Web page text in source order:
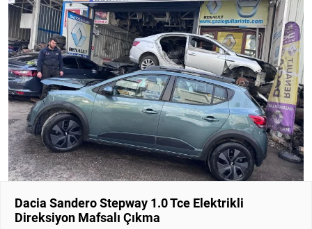
Dacia Sandero Stepway 1.0 Tce Elektrikli
Direksiyon Mafsalı Çıkma